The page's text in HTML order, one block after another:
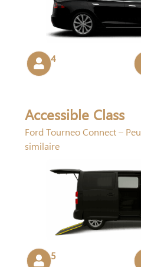
4
Accessible Class
Ford Tourneo Connect –
similaire
5